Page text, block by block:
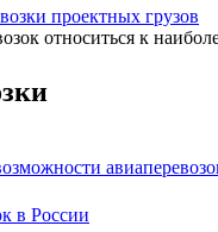
проектных грузов
относиться к
в России